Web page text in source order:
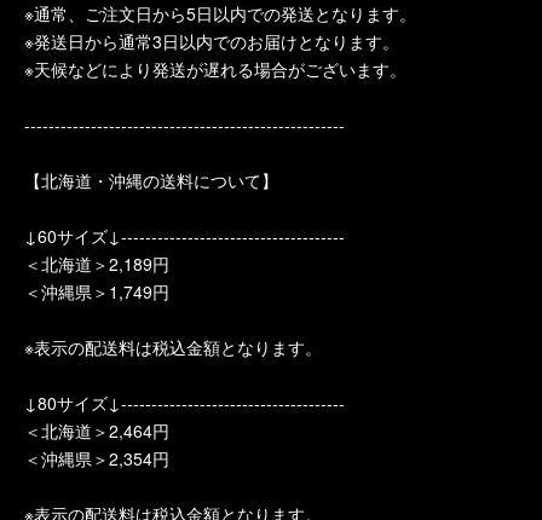
※通常、ご注文日から5日以内での発送となります。
※発送日から通常3日以内でのお届けとなります。
※天候などにより発送が遅れる場合がございます。
-----------------------------------------------------
【北海道・沖縄の送料について】
↓60サイズ↓-------------------------------------
＜北海道＞2,189円
＜沖縄県＞1,749円
※表示の配送料は税込金額となります。
↓80サイズ↓-------------------------------------
＜北海道＞2,464円
＜沖縄県＞2,354円
※表示の配送料は税込金額となります。